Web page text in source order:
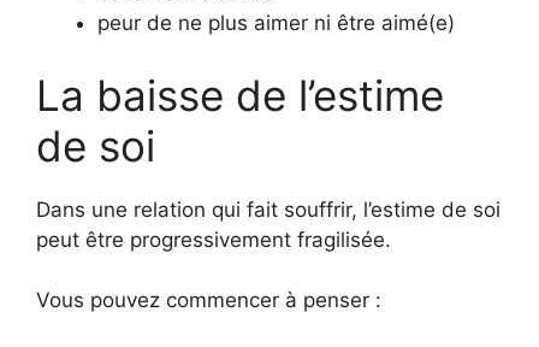
peur de ne plus aimer ni être aimé(e)
La baisse de l’estime
de soi
Dans une relation qui fait souffrir, l’estime de soi
peut être progressivement fragilisée.
Vous pouvez commencer à penser :